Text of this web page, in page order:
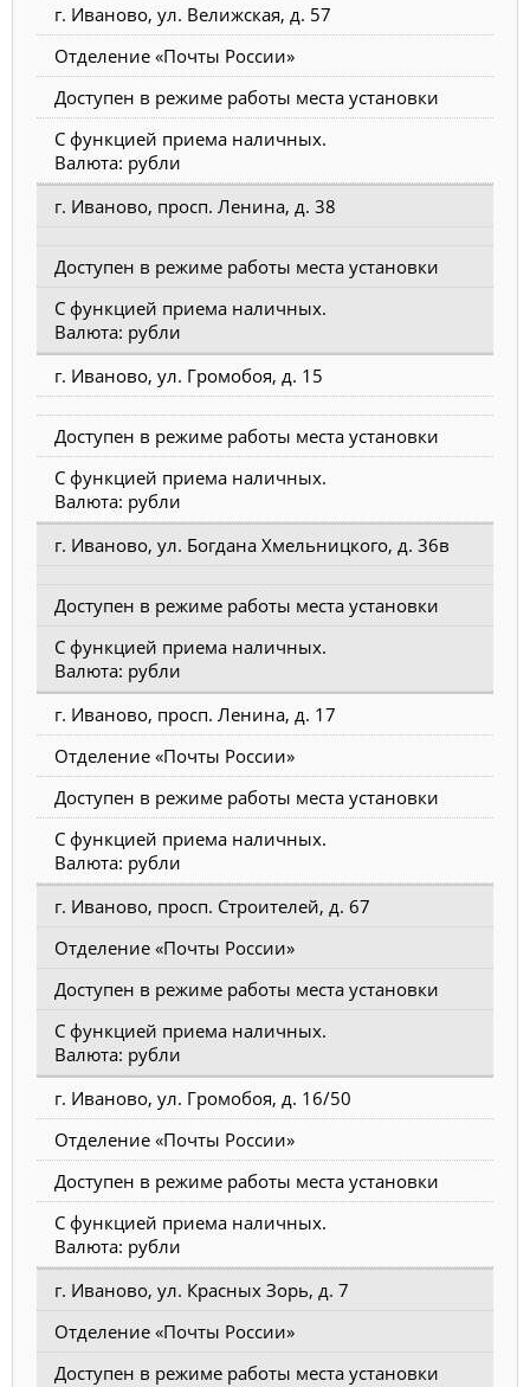
г. Иваново, ул. Велижская, д. 57
Отделение «Почты России»
Доступен в режиме работы места установки
С функцией приема наличных.
Валюта: рубли
г. Иваново, просп. Ленина, д. 38
Доступен в режиме работы места установки
С функцией приема наличных.
Валюта: рубли
г. Иваново, ул. Громобоя, д. 15
Доступен в режиме работы места установки
С функцией приема наличных.
Валюта: рубли
г. Иваново, ул. Богдана Хмельницкого, д. 36в
Доступен в режиме работы места установки
С функцией приема наличных.
Валюта: рубли
г. Иваново, просп. Ленина, д. 17
Отделение «Почты России»
Доступен в режиме работы места установки
С функцией приема наличных.
Валюта: рубли
г. Иваново, просп. Строителей, д. 67
Отделение «Почты России»
Доступен в режиме работы места установки
С функцией приема наличных.
Валюта: рубли
г. Иваново, ул. Громобоя, д. 16/50
Отделение «Почты России»
Доступен в режиме работы места установки
С функцией приема наличных.
Валюта: рубли
г. Иваново, ул. Красных Зорь, д. 7
Отделение «Почты России»
Доступен в режиме работы места установки